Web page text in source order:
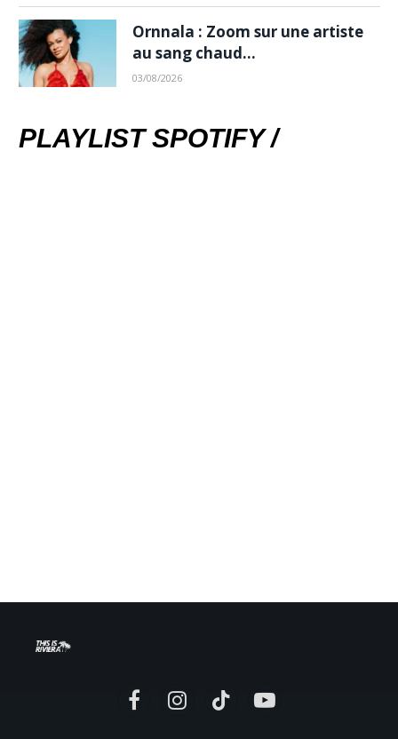
Ornnala : Zoom sur une artiste
au sang chaud…
03/08/2026
PLAYLIST SPOTIFY /
FacebookInstagramTikTok YouTube